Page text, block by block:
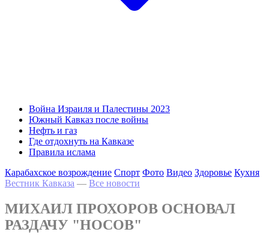
Война Израиля и Палестины 2023
Южный Кавказ после войны
Нефть и газ
Где отдохнуть на Кавказе
Правила ислама
Карабахское возрождение Спорт Фото Видео Здоровье Кухня
Вестник Кавказа — Все новости
МИХАИЛ ПРОХОРОВ ОСНОВАЛ
РАЗДАЧУ "НОСОВ"